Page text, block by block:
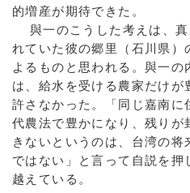
的増産が期待できた。
與一のこうした考えは、真
れていた彼の郷里（石川県）
よるものと思われる。與一
は、給水を受ける農家だけが
許さなかった。「同じ嘉南に
代農法で豊かになり、残りが
きないというのは、台湾の将
ではない」と言って自説を押
越えている。